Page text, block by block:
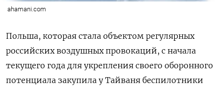
ahamani.com
Польша, которая стала объектом регулярных
российских воздушных провокаций, с начала
текущего года для укрепления своего оборонного
потенциала закупила у Тайваня беспилотники